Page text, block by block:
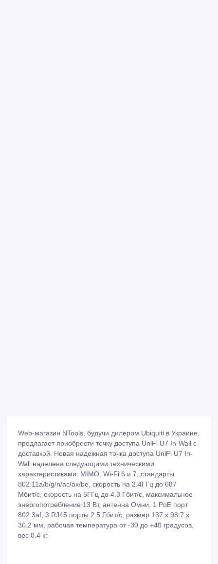
Web-магазин NTools, будучи дилером Ubiquiti в Украине,
предлагает приобрести точку доступа UniFi U7 In-Wall с
доставкой. Новая надежная точка доступа UniFi U7 In-
Wall наделена следующими техническими
характеристиками: MIMO, Wi-Fi 6 и 7, стандарты
802.11a/b/g/n/ac/ax/be, скорость на 2.4ГГц до 687
Мбит/c, скорость на 5ГГц до 4.3 Гбит/c, максимальное
энергопотребление 13 Вт, антенна Омни, 1 PoE порт
802.3af, 3 RJ45 порты 2.5 Гбит/c, размер 137 x 98.7 x
30.2 мм, рабочая температура от -30 до +40 градусов,
вес 0.4 кг.